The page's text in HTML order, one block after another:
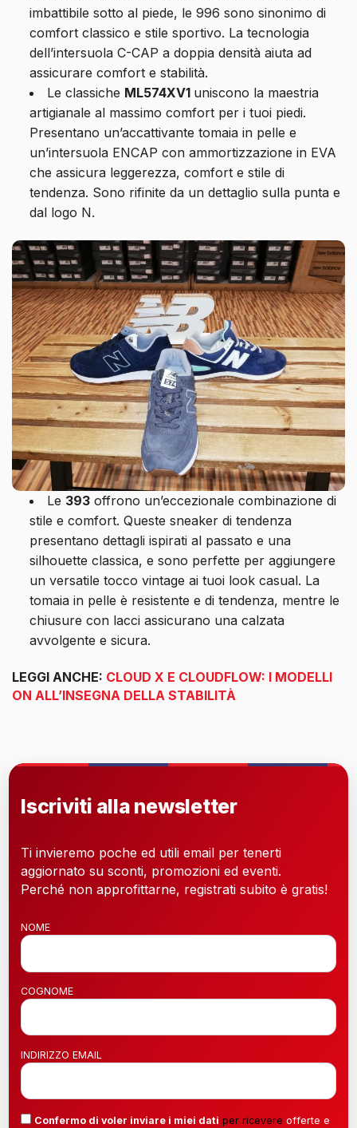
imbattibile sotto al piede, le 996 sono sinonimo di
comfort classico e stile sportivo. La tecnologia
dell’intersuola C-CAP a doppia densità aiuta ad
assicurare comfort e stabilità.
Le classiche ML574XV1 uniscono la maestria
artigianale al massimo comfort per i tuoi piedi.
Presentano un’accattivante tomaia in pelle e
un’intersuola ENCAP con ammortizzazione in EVA
che assicura leggerezza, comfort e stile di
tendenza. Sono rifinite da un dettaglio sulla punta e
dal logo N.
Le 393 offrono un’eccezionale combinazione di
stile e comfort. Queste sneaker di tendenza
presentano dettagli ispirati al passato e una
silhouette classica, e sono perfette per aggiungere
un versatile tocco vintage ai tuoi look casual. La
tomaia in pelle è resistente e di tendenza, mentre le
chiusure con lacci assicurano una calzata
avvolgente e sicura.
LEGGI ANCHE: CLOUD X E CLOUDFLOW: I MODELLI
ON ALL’INSEGNA DELLA STABILITÀ
Iscriviti alla newsletter
Ti invieremo poche ed utili email per tenerti
aggiornato su sconti, promozioni ed eventi.
Perché non approfittarne, registrati subito è gratis!
NOME
COGNOME
INDIRIZZO EMAIL
Confermo di voler inviare i miei dati per ricevere offerte e